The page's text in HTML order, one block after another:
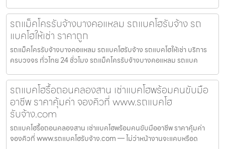
รถแม็คโครรับจ้างบางคอแหลม รถแบคโฮรับจ้าง รถ
แบคโฮให้เช่า ราคาถูก
รถแม็คโครรับจ้างบางคอแหลม รถแบคโฮรับจ้าง รถแบคโฮให้เช่า บริการ
ครบวงจร ทั่วไทย 24 ชั่วโมง รถแม็คโครรับจ้างบางคอแหลม รถแบค
รถแบคโฮรื้อถอนคลองสาน เช่าแบคโฮพร้อมคนขับมือ
อาชีพ ราคาคุ้มค่า จองคิวที่ www.รถแบคโฮ
รับจ้าง.com
รถแบคโฮรื้อถอนคลองสาน เช่าแบคโฮพร้อมคนขับมืออาชีพ ราคาคุ้มค่า
จองคิวที่ www.รถแบคโฮรับจ้าง.com — ไม่ว่าหน้างานจะแคบหรือด